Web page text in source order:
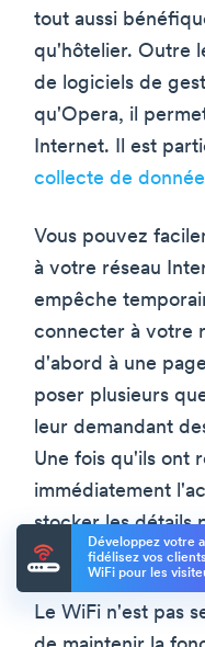
tout aussi
qu'hôtelier. Outre
de logiciels de
qu'Opera, il
Internet. Il est
collecte de
Vous pouvez
à votre réseau
empêche
connecter à votre
d'abord à une
poser plusieurs
leur demandant
Une fois qu'ils ont
immédiatement
stocker les détails
ultérieure.
Le WiFi n'est pas
Développez votre
fidélisez vos
WiFi pour les